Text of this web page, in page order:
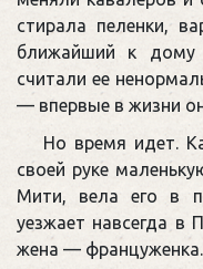
стирала пеленки,
ближайший к дому
считали ее
— ​впервые в жизни
Но время идет.
своей руке
Мити, вела его в
уезжает навсегда в
жена — ​француженка.